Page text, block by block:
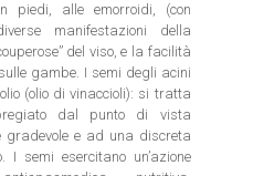
piedi, alle emorroidi, (con
manifestazioni della
del viso, e la facilità
gambe. I semi degli acini
(olio di vinaccioli): si tratta
dal punto di vista
e ad una discreta
I semi esercitano un’azione